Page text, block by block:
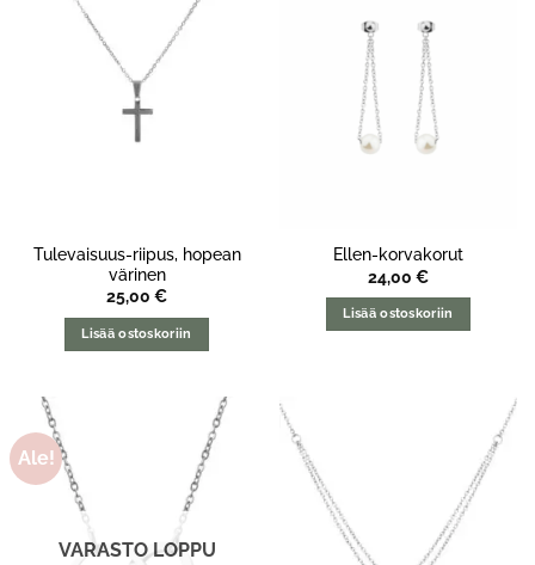
Tulevaisuus-riipus, hopean
värinen
25,00 €
Lisää ostoskoriin
Ellen-korvakorut
24,00 €
Lisää ostoskoriin
Ale!
VARASTO LOPPU